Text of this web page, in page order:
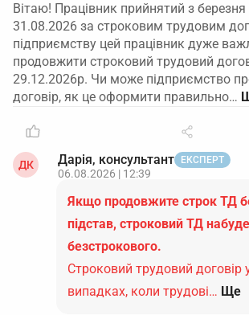
Вітаю! Працівник прийнятий з
31.08.2026 за строковим трудовим
підприємству цей працівник дуже
продовжити строковий трудовий
29.12.2026р. Чи може підприємство
договір, як це оформити правильно…
ДК Дарія, консультант ЕКСПЕРТ
06.08.2026 | 12:39
Якщо продовжите строк ТД
підстав, строковий ТД
безстрокового.
Строковий трудовий договір
випадках, коли трудові… Ще